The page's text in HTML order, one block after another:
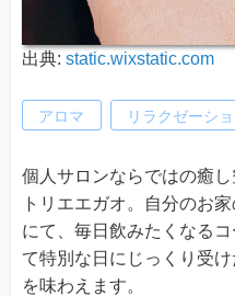
出典: static.wixstatic.com
アロマ リラクゼーシ
個人サロンならではの癒
トリエエガオ。自分のお
にて、毎日飲みたくなる
て特別な日にじっくり受
を味わえます。